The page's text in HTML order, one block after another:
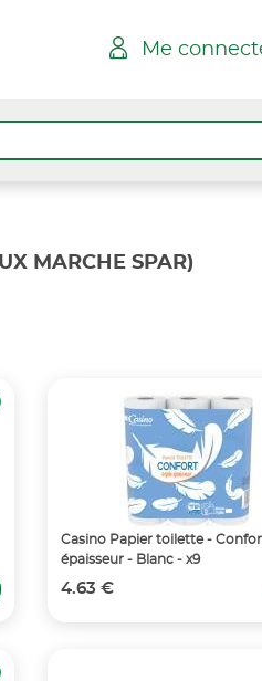
Me
MARCHE SPAR)
Casino Papier toilette -
épaisseur - Blanc - x9
4.63 €